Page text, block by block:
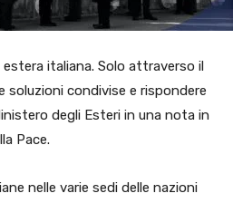
italiana. Solo attraverso il
soluzioni condivise e rispondere
degli Esteri in una nota in
Pace.
nelle varie sedi delle nazioni